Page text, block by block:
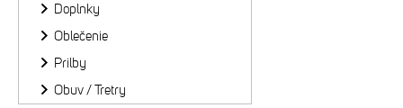
Doplnky
Oblečenie
Prilby
Obuv / Tretry